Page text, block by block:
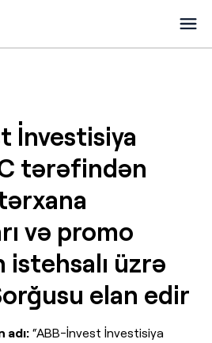
İnvestisiya
tərəfindən
və promo
istehsalı üzrə
elan edir
adı: “ABB-İnvest İnvestisiya